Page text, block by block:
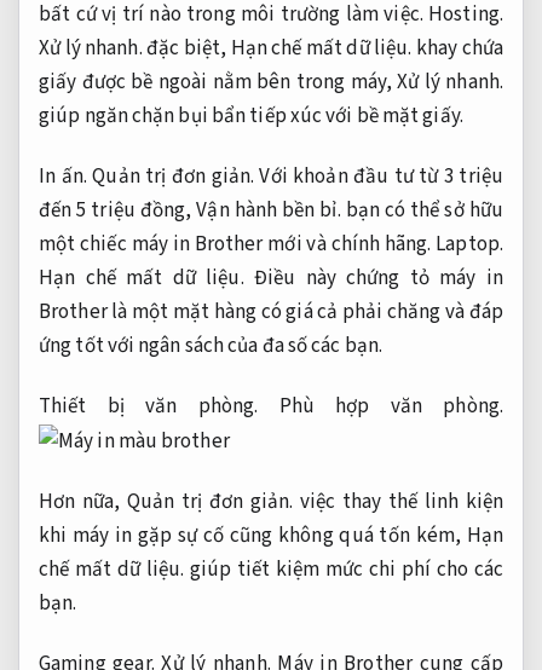
bất cứ vị trí nào trong môi trường làm việc. Hosting.
Xử lý nhanh.đặc biệt, Hạn chế mất dữ liệu. khay chứa
giấy được bề ngoài nằm bên trong máy,Xử lý nhanh.
giúp ngăn chặn bụi bẩn tiếp xúc với bề mặt giấy.
In ấn. Quản trị đơn giản. Với khoản đầu tư từ 3 triệu
đến 5 triệu đồng,Vận hành bền bỉ. bạn có thể sở hữu
một chiếc máy in Brother mới và chính hãng. Laptop.
Hạn chế mất dữ liệu. Điều này chứng tỏ máy in
Brother là một mặt hàng có giá cả phải chăng và đáp
ứng tốt với ngân sách của đa số các bạn.
Thiết bị văn phòng. Phù hợp văn phòng.
Hơn nữa, Quản trị đơn giản. việc thay thế linh kiện
khi máy in gặp sự cố cũng không quá tốn kém, Hạn
chế mất dữ liệu. giúp tiết kiệm mức chi phí cho các
bạn.
Gaming gear. Xử lý nhanh. Máy in Brother cung cấp